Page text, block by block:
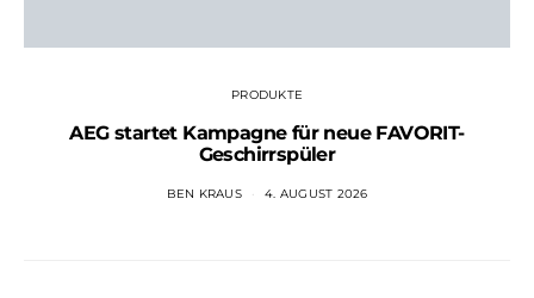
PRODUKTE
AEG startet Kampagne für neue FAVORIT-
Geschirrspüler
BEN KRAUS 4. AUGUST 2026